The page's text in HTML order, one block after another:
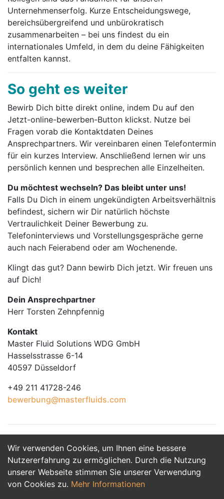
Wir verwenden Cookies, um Ihnen eine bessere
Nutzererfahrung zu ermöglichen. Durch die Nutzung
unserer Webseite stimmen Sie unserer Verwendung
von Cookies zu. Mehr Informationen
Unternehmenserfolg. Kurze Entscheidungswege,
bereichsübergreifend und unbürokratisch
zusammenarbeiten – bei uns findest du ein
internationales Umfeld, in dem du deine Fähigkeiten
entfalten kannst.
So geht es weiter
Bewirb Dich bitte direkt online, indem Du auf den
Jetzt-online-bewerben-Button klickst. Nutze bei
Fragen vorab die Kontaktdaten Deines
Ansprechpartners. Wir vereinbaren einen Telefontermin
für ein kurzes Interview. Anschließend lernen wir uns
persönlich kennen und besprechen alle Einzelheiten.
Du möchtest wechseln? Das bleibt unter uns!
Falls Du Dich in einem ungekündigten Arbeitsverhältnis
befindest, sichern wir Dir natürlich höchste
Vertraulichkeit Deiner Bewerbung zu.
Telefoninterviews und Vorstellungsgespräche gerne
auch nach Feierabend oder am Wochenende.
Klingt das gut? Dann bewirb Dich jetzt. Wir freuen uns
auf Dich!
Dein Ansprechpartner
Herr Torsten Zehnpfennig
Kontakt
Master Fluid Solutions WDG GmbH
Hasselsstrasse 6-14
40597 Düsseldorf
+49 211 41728-246
bewerbung@masterfluids.com
Jetzt Bewerben